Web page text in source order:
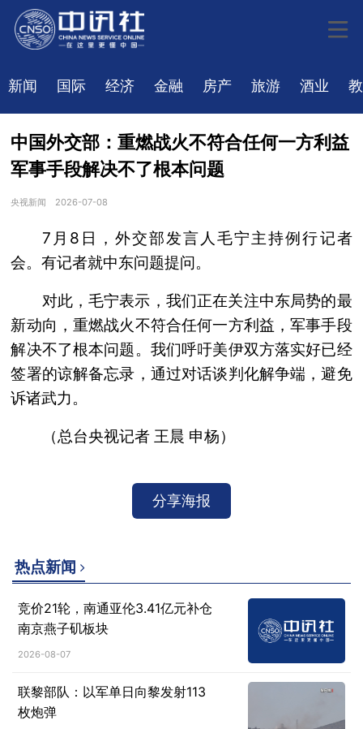
新闻 国际 经济 金融 房产 旅游 酒业
中国外交部：重燃战火不符合任何一方利益
军事手段解决不了根本问题
央视新闻 2026-07-08
7月8日，外交部发言人毛宁主持例行记者
会。有记者就中东问题提问。
对此，毛宁表示，我们正在关注中东局势的最
新动向，重燃战火不符合任何一方利益，军事手段
解决不了根本问题。我们呼吁美伊双方落实好已经
签署的谅解备忘录，通过对话谈判化解争端，避免
诉诸武力。
（总台央视记者 王晨 申杨）
分享海报
热点新闻
竞价21轮，南通亚伦3.41亿元补仓
南京燕子矶板块
2026-08-07
联黎部队：以军单日向黎发射113
枚炮弹